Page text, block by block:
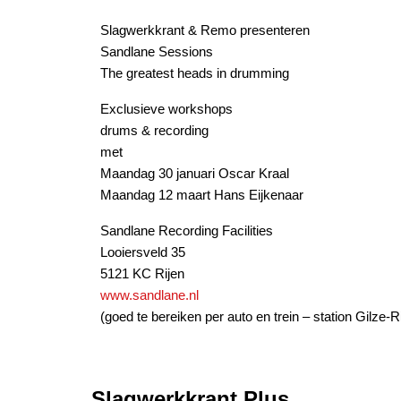
Slagwerkkrant & Remo presenteren
Sandlane Sessions
The greatest heads in drumming
Exclusieve workshops
drums & recording
met
Maandag 30 januari Oscar Kraal
Maandag 12 maart Hans Eijkenaar
Sandlane Recording Facilities
Looiersveld 35
5121 KC Rijen
www.sandlane.nl
(goed te bereiken per auto en trein – station Gilze-